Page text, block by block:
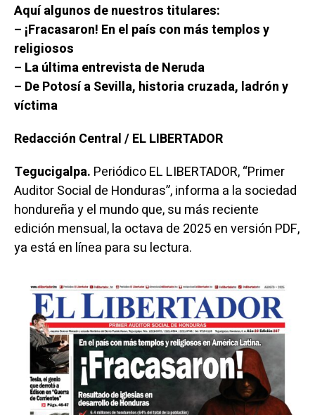
Aquí algunos de nuestros titulares:
– ¡Fracasaron! En el país con más templos y
religiosos
– La última entrevista de Neruda
– De Potosí a Sevilla, historia cruzada, ladrón y
víctima
Redacción Central / EL LIBERTADOR
Tegucigalpa. Periódico EL LIBERTADOR, “Primer
Auditor Social de Honduras”, informa a la sociedad
hondureña y el mundo que, su más reciente
edición mensual, la octava de 2025 en versión PDF,
ya está en línea para su lectura.